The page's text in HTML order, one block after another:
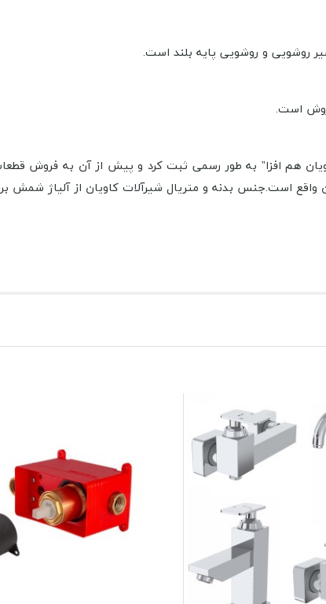
روشویی و روشویی پایه بلند است.
در سال ۱۳۸۶ تحت عنوان “شیرآلات کاویان هم افزا” به طور رسمی ثبت کرد و
واقع است.جنس بدنه و متریال شیرآلات کاویان از آلیاژ شمش برنج بوده